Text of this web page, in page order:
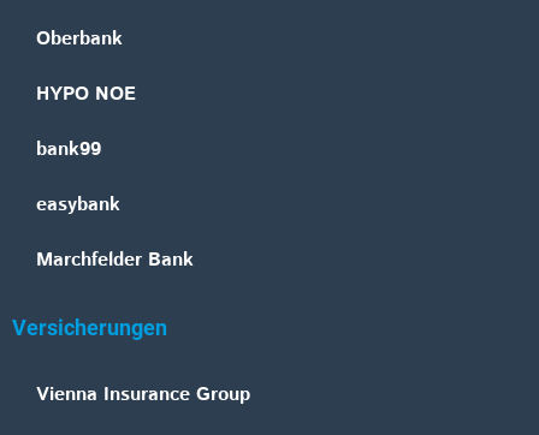
Oberbank
HYPO NOE
bank99
easybank
Marchfelder Bank
Versicherungen
Vienna Insurance Group